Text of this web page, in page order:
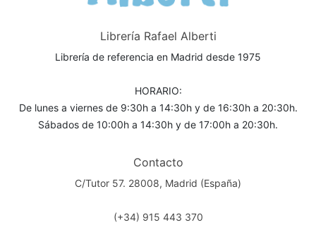
Librería Rafael Alberti
Librería de referencia en Madrid desde 1975
HORARIO:
De lunes a viernes de 9:30h a 14:30h y de 16:30h a 20:30h.
Sábados de 10:00h a 14:30h y de 17:00h a 20:30h.
Contacto
C/Tutor 57. 28008, Madrid (España)
(+34) 915 443 370